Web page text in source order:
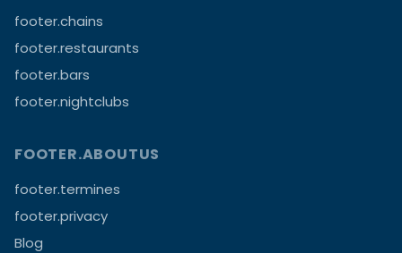
footer.chains
footer.restaurants
footer.bars
footer.nightclubs
FOOTER.ABOUTUS
footer.termines
footer.privacy
Blog